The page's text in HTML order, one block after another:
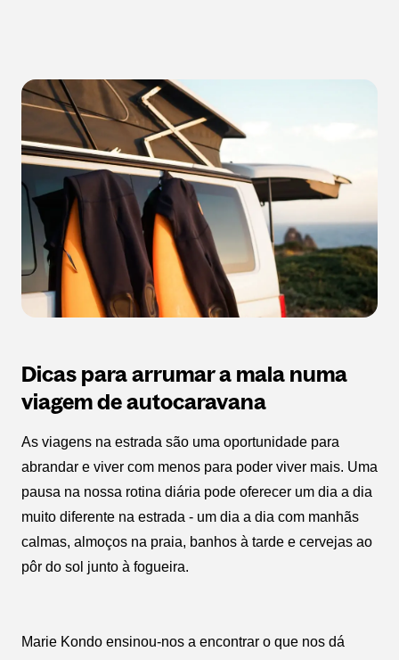
Dicas para arrumar a mala numa
viagem de autocaravana
As viagens na estrada são uma oportunidade para
abrandar e viver com menos para poder viver mais. Uma
pausa na nossa rotina diária pode oferecer um dia a dia
muito diferente na estrada - um dia a dia com manhãs
calmas, almoços na praia, banhos à tarde e cervejas ao
pôr do sol junto à fogueira.
Marie Kondo ensinou-nos a encontrar o que nos dá